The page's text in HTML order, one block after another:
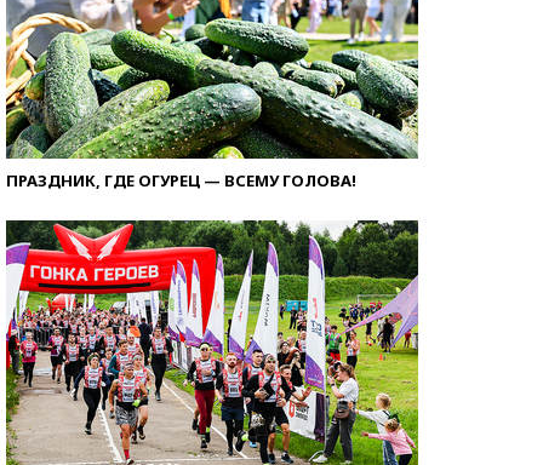
ПРАЗДНИК, ГДЕ ОГУРЕЦ — ВСЕМУ ГОЛОВА!